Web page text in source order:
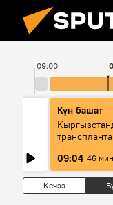
09:00
Күн башат
келечеги
09:04 46 мин
Кечээ